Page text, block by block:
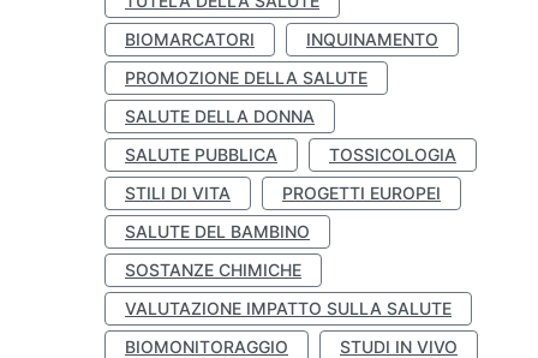
BIOMARCATORI
INQUINAMENTO
PROMOZIONE DELLA SALUTE
SALUTE DELLA DONNA
SALUTE PUBBLICA
TOSSICOLOGIA
STILI DI VITA
PROGETTI EUROPEI
SALUTE DEL BAMBINO
SOSTANZE CHIMICHE
VALUTAZIONE IMPATTO SULLA SALUTE
BIOMONITORAGGIO
STUDI IN VIVO